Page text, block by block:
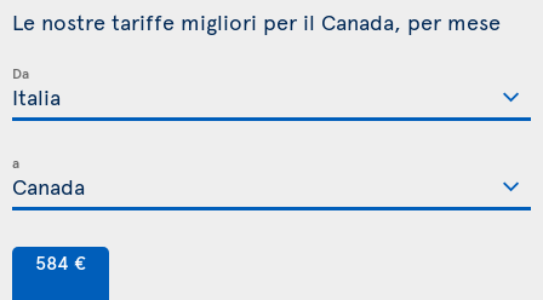
Le nostre tariffe migliori per il Canada, per mese
Da
a
584 €